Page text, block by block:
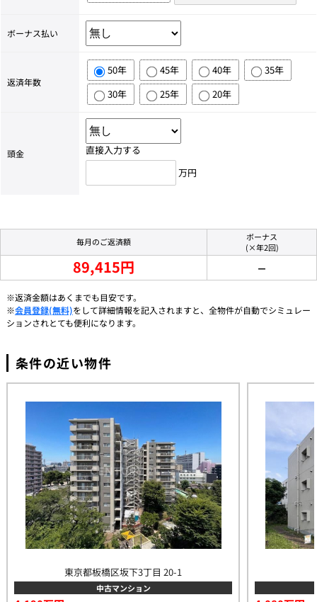
ボーナス払い
返済年数
50年 45年 40年
35年
30年
25年 20年
頭金
直接入力する
万円
毎月のご返済額
ボーナス
(×年2回)
89,415円 －
※返済金額はあくまでも目安です。
※会員登録(無料)をして詳細情報を記入されますと、全物件が自動でシミュレー
ションされとても便利になります。
条件の近い物件
東京都板橋区坂下3丁目 20-1
中古マンション